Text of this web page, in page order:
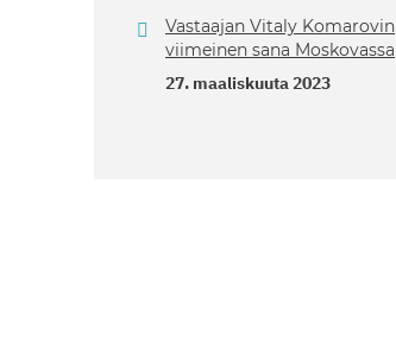
Vastaajan Vitaly Komarovin
viimeinen sana Moskovassa
27. maaliskuuta 2023